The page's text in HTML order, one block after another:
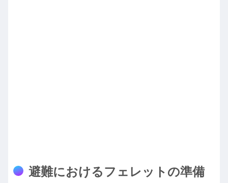
避難におけるフェレット の準備